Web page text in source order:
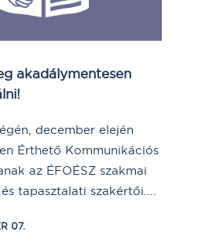
akadálymentesen
december elején
Érthető Kommunikációs
az ÉFOÉSZ szakmai
tapasztalati szakértői....
07.